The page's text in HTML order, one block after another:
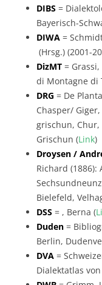
DIBS =
Bayerisch-
DIWA =
(Hrsg.) (2001-
DizMT =
di Montagne di
DRG = De
Chasper/
grischun,
Grischun (Link)
Droysen /
Richard
Bielefeld,
DSS = , Berna (
Duden =
Berlin,
DVA =
Dialektatlas